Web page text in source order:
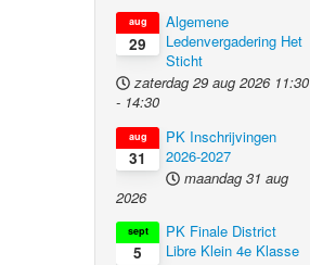
29
aug
Algemene
Ledenvergadering Het
Sticht
zaterdag 29 aug 2026 11:30
- 14:30
31
aug
PK Inschrijvingen
2026-2027
maandag 31 aug
2026
5
sept
PK Finale District
Libre Klein 4e Klasse